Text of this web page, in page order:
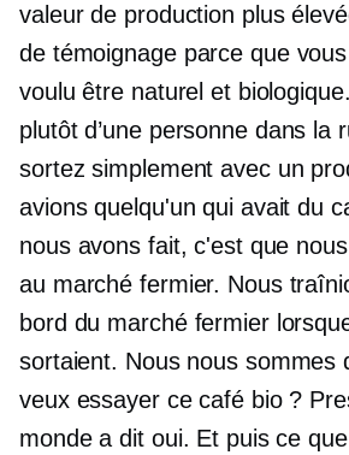
valeur de production plus
de témoignage parce que
voulu être naturel et
plutôt d’une personne dans la
sortez simplement avec un
avions quelqu'un qui avait du
nous avons fait, c'est que
au marché fermier. Nous
bord du marché fermier
sortaient. Nous nous sommes
veux essayer ce café bio ?
monde a dit oui. Et puis ce